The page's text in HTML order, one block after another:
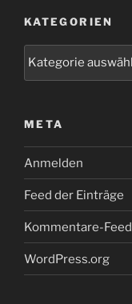
KATEGORIEN
META
Anmelden
Feed der Einträge
Kommentare-Feed
WordPress.org